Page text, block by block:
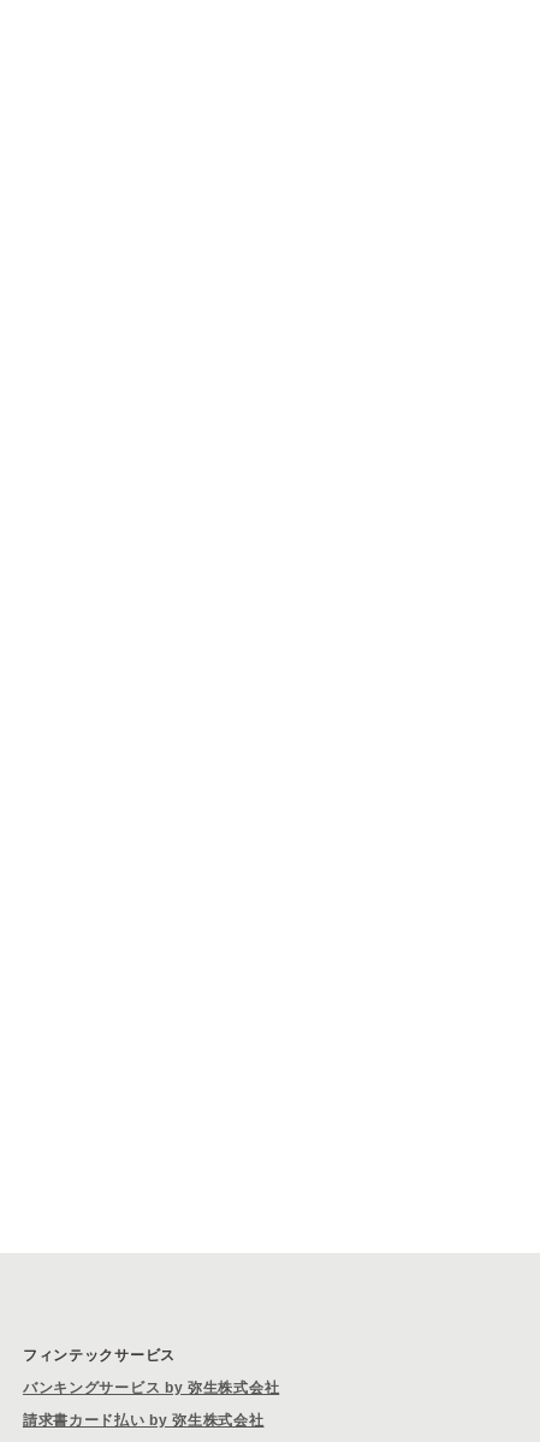
フィンテックサービス
バンキングサービス by 弥生株式会社
請求書カード払い by 弥生株式会社